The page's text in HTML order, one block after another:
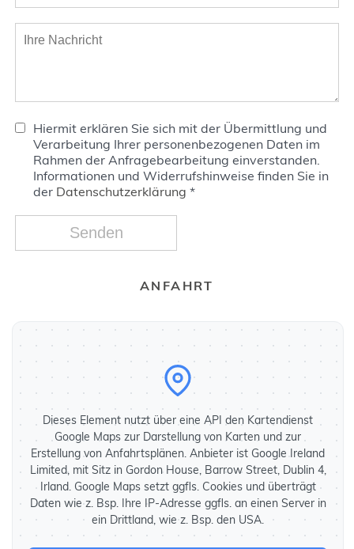
Hiermit erklären Sie sich mit der Übermittlung und
Verarbeitung Ihrer personenbezogenen Daten im
Rahmen der Anfragebearbeitung einverstanden.
Informationen und Widerrufshinweise finden Sie in
der Datenschutzerklärung *
ANFAHRT
Dieses Element nutzt über eine API den Kartendienst
Google Maps zur Darstellung von Karten und zur
Erstellung von Anfahrtsplänen. Anbieter ist Google Ireland
Limited, mit Sitz in Gordon House, Barrow Street, Dublin 4,
Irland. Google Maps setzt ggfls. Cookies und überträgt
Daten wie z. Bsp. Ihre IP-Adresse ggfls. an einen Server in
ein Drittland, wie z. Bsp. den USA.